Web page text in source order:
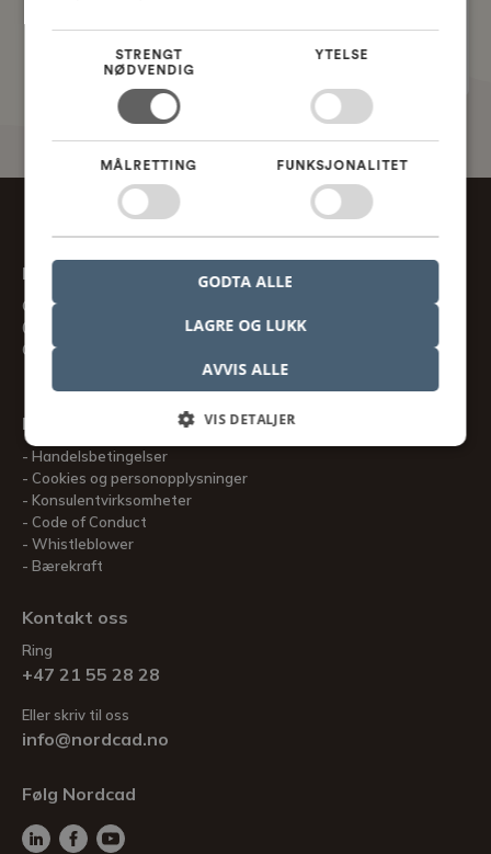
Nordcad Systems A/S
Nordcad AS
Gaustadalleen 21
0349 Oslo, NO
CVR. nr. 918 370 013
Informasjon
Handelsbetingelser
Cookies og personopplysninger
Konsulentvirksomheter
Code of Conduct
Whistleblower
Bærekraft
Kontakt oss
Ring
+47 21 55 28 28
Eller skriv til oss
info@nordcad.no
Følg Nordcad
STRENGT
NØDVENDIG
YTELSE
MÅLRETTING FUNKSJONALITET
LAGRE OG LUKK
GODTA ALLE
AVVIS ALLE
VIS DETALJER